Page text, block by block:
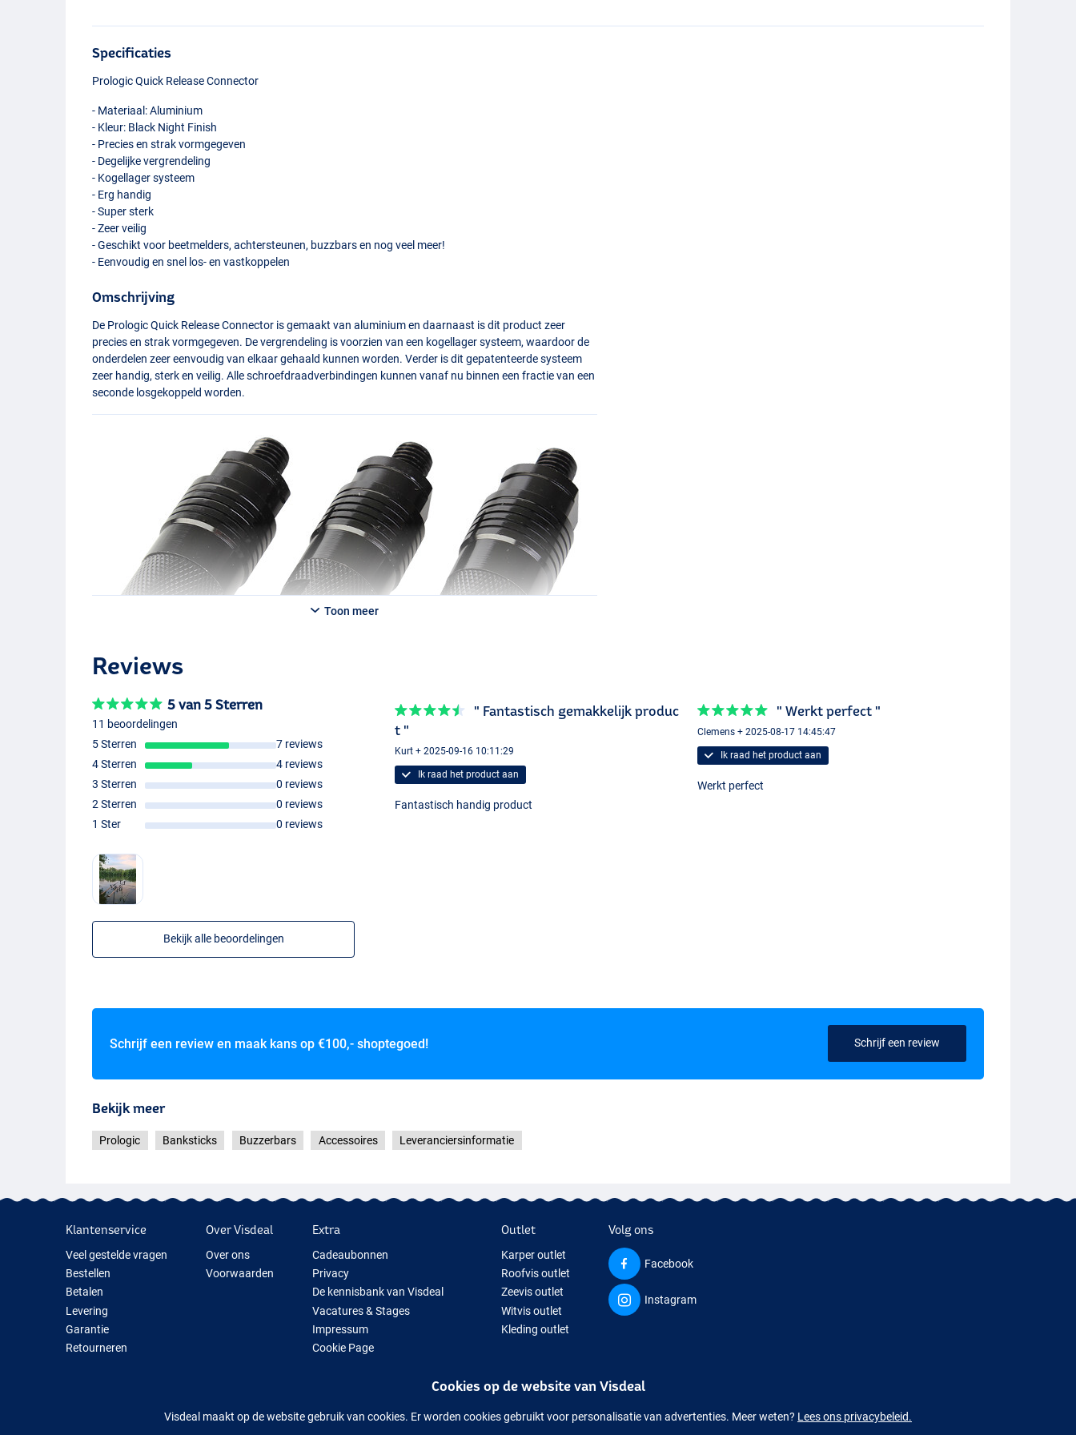
M
S
Specificaties
Prologic Quick Release Connector
- Materiaal: Aluminium
- Kleur: Black Night Finish
- Precies en strak vormgegeven
- Degelijke vergrendeling
- Kogellager systeem
- Erg handig
- Super sterk
- Zeer veilig
- Geschikt voor beetmelders, achtersteunen, buzzbars en nog veel meer!
- Eenvoudig en snel los- en vastkoppelen
Omschrijving
De Prologic Quick Release Connector is gemaakt van aluminium en daarnaast is dit product zeer
precies en strak vormgegeven. De vergrendeling is voorzien van een kogellager systeem, waardoor de
onderdelen zeer eenvoudig van elkaar gehaald kunnen worden. Verder is dit gepatenteerde systeem
zeer handig, sterk en veilig. Alle schroefdraadverbindingen kunnen vanaf nu binnen een fractie van een
seconde losgekoppeld worden.
M
Toon meer
Reviews
5 van 5 Sterren
11 beoordelingen
5 Sterren
7 reviews
4 Sterren
4 reviews
3 Sterren
0 reviews
2 Sterren
0 reviews
1 Ster
0 reviews
Bekijk alle beoordelingen
" Fantastisch gemakkelijk produc
t "
Kurt + 2025-09-16 10:11:29
Ik raad het product aan
Fantastisch handig product
" Werkt perfect "
Clemens + 2025-08-17 14:45:47
Ik raad het product aan
Werkt perfect
Schrijf een review en maak kans op €100,- shoptegoed! Schrijf een review
Bekijk meer
Prologic Banksticks Buzzerbars Accessoires Leveranciersinformatie
Klantenservice
Veel gestelde vragen
Bestellen
Betalen
Levering
Garantie
Retourneren
Over Visdeal
Over ons
Voorwaarden
Extra
Cadeaubonnen
Privacy
De kennisbank van Visdeal
Vacatures & Stages
Impressum
Cookie Page
Outlet
Karper outlet
Roofvis outlet
Zeevis outlet
Witvis outlet
Kleding outlet
Volg ons
Facebook
Instagram
Cookies op de website van Visdeal
Visdeal maakt op de website gebruik van cookies. Er worden cookies gebruikt voor personalisatie van advertenties. Meer weten? Lees ons privacybeleid.